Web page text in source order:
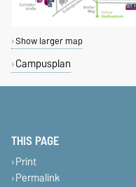
Show larger map
Campusplan
THIS PAGE
Print
Permalink